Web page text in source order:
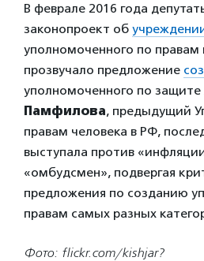
В феврале 2016 года
законопроект об
уполномоченного по
прозвучало предложение
уполномоченного по
Памфилова, предыдущий
правам человека в РФ,
выступала против
«омбудсмен», подвергая
предложения по созданию
правам самых разных
Фото: flickr.com/kishjar?